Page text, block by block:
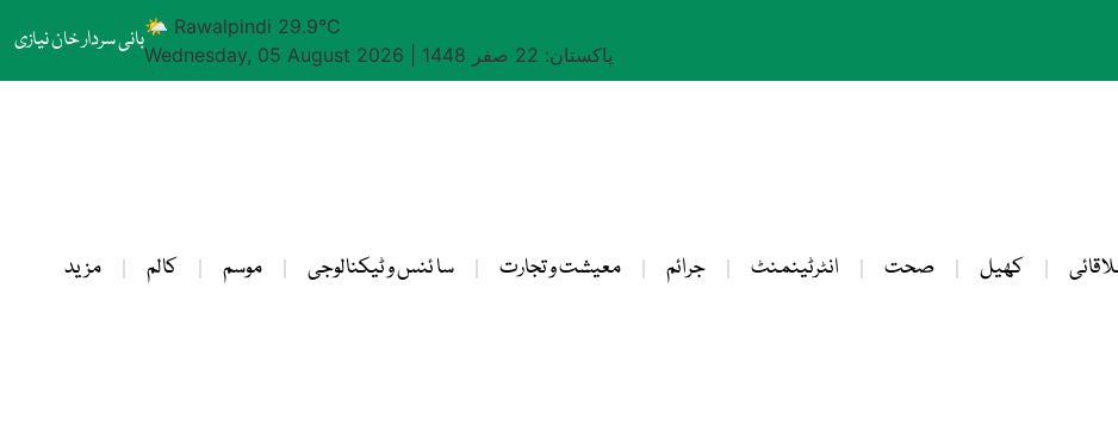
بانی سردار خان نیازی🌤 Rawalpindi 29.9°C
Wednesday, 05 August 2026
پاکستان: 22 صفر 1448
کھیل صحت انٹرٹینمنٹ جرائم معیشت و تجارت سا ئنس و ٹیکنالوجی موسم کالم مزید